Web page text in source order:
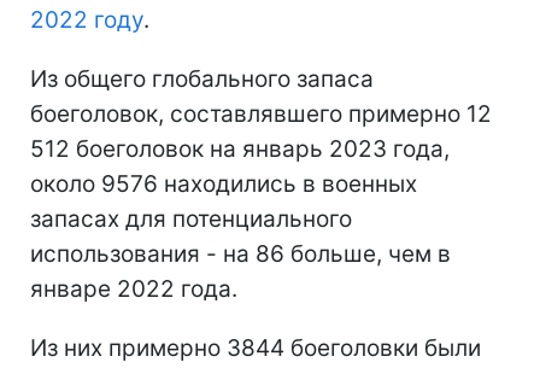
2022 году.
Из общего глобального запаса
боеголовок, составлявшего примерно 12
512 боеголовок на январь 2023 года,
около 9576 находились в военных
запасах для потенциального
использования - на 86 больше, чем в
январе 2022 года.
Из них примерно 3844 боеголовки были